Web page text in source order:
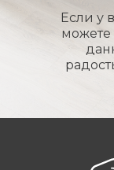
Если у
можете